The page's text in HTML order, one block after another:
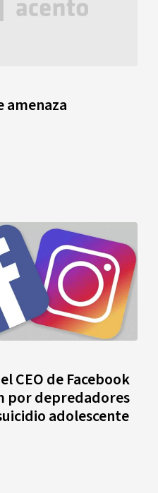
CEO de Facebook
por depredadores
adolescente